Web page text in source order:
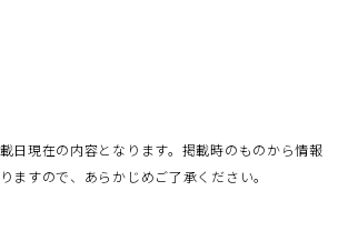
日現在の内容となります。掲載時のものから情報
ますので、あらかじめご了承ください。